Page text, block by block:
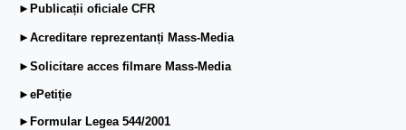
►Publicații oficiale CFR
►Acreditare reprezentanți Mass-Media
►Solicitare acces filmare Mass-Media
►ePetiție
►Formular Legea 544/2001